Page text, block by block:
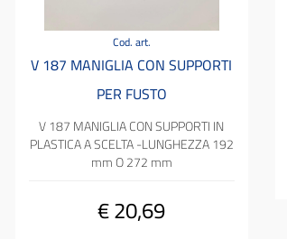
Cod. art.
V 187 MANIGLIA CON SUPPORTI
PER FUSTO
V 187 MANIGLIA CON SUPPORTI IN
PLASTICA A SCELTA -LUNGHEZZA 192
mm O 272 mm
€ 20,69